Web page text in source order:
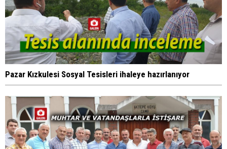
Pazar Kızkulesi Sosyal Tesisleri ihaleye hazırlanıyor